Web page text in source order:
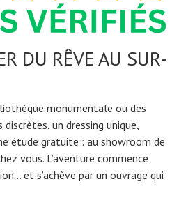
DU RÊVE AU SUR-
monumentale ou des
un dressing unique,
étude gratuite : au showroom de
vous. L’aventure commence
et s’achève par un ouvrage qui